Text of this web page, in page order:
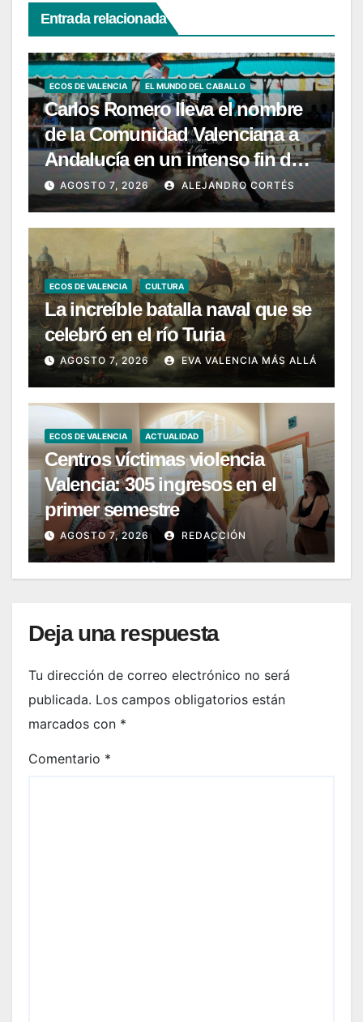
Entrada relacionada
ECOS DE VALENCIA EL MUNDO DEL CABALLO
Carlos Romero lleva el nombre
de la Comunidad Valenciana a
Andalucía en un intenso fin de
semana de Doma Vaquera
AGOSTO 7, 2026 ALEJANDRO CORTÉS
ECOS DE VALENCIA CULTURA
La increíble batalla naval que se
celebró en el río Turia
AGOSTO 7, 2026 EVA VALENCIA MÁS ALLÁ
ECOS DE VALENCIA ACTUALIDAD
Centros víctimas violencia
Valencia: 305 ingresos en el
primer semestre
AGOSTO 7, 2026 REDACCIÓN
Deja una respuesta
Tu dirección de correo electrónico no será
publicada. Los campos obligatorios están
marcados con *
Comentario *